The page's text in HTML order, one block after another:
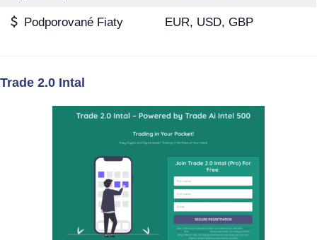
Podporované Fiaty EUR, USD, GBP
Trade 2.0 Intal